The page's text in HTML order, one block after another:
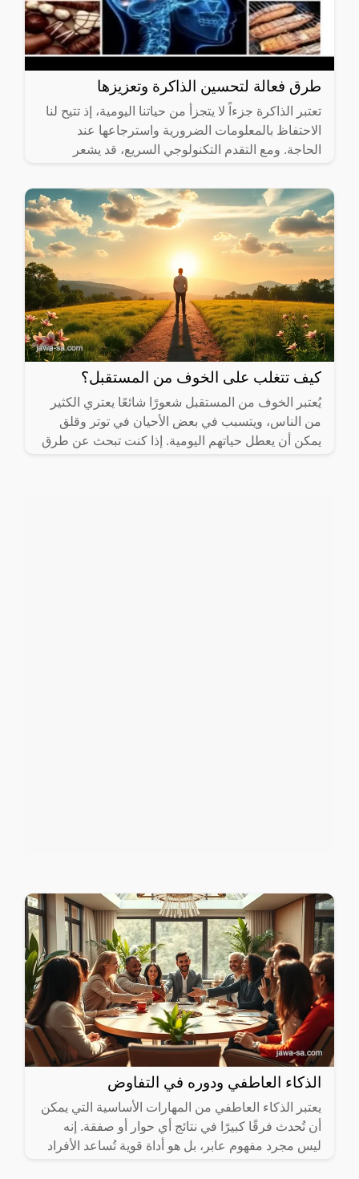
طرق فعالة لتحسين الذاكرة وتعزيزها
تعتبر الذاكرة جزءاً لا يتجزأ من حياتنا اليومية، إذ تتيح لنا
الاحتفاظ بالمعلومات الضرورية واسترجاعها عند
الحاجة. ومع التقدم التكنولوجي السريع، قد يشعر
كيف تتغلب على الخوف من المستقبل؟
يُعتبر الخوف من المستقبل شعورًا شائعًا يعتري الكثير
من الناس، ويتسبب في بعض الأحيان في توتر وقلق
يمكن أن يعطل حياتهم اليومية. إذا كنت تبحث عن طرق
الذكاء العاطفي ودوره في التفاوض
يعتبر الذكاء العاطفي من المهارات الأساسية التي يمكن
أن تُحدث فرقًا كبيرًا في نتائج أي حوار أو صفقة. إنه
ليس مجرد مفهوم عابر، بل هو أداة قوية تُساعد الأفراد